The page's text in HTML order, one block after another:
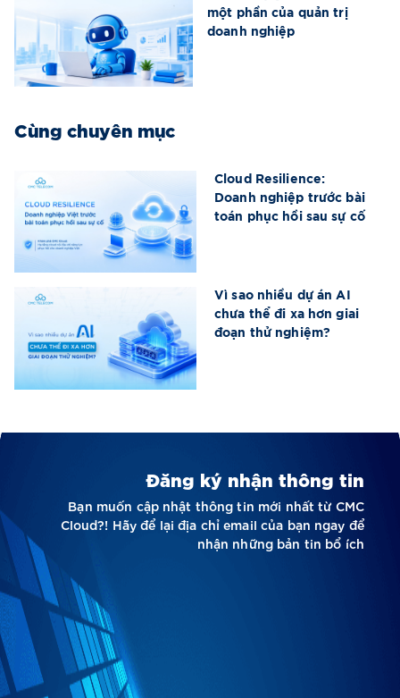
một phần của quản trị
doanh nghiệp
Cùng chuyên mục
Cloud Resilience:
Doanh nghiệp trước bài
toán phục hồi sau sự cố
Vì sao nhiều dự án AI
chưa thể đi xa hơn giai
đoạn thử nghiệm?
Đăng ký nhận thông tin
Bạn muốn cập nhật thông tin mới nhất từ CMC
Cloud?! Hãy để lại địa chỉ email của bạn ngay để
nhận những bản tin bổ ích